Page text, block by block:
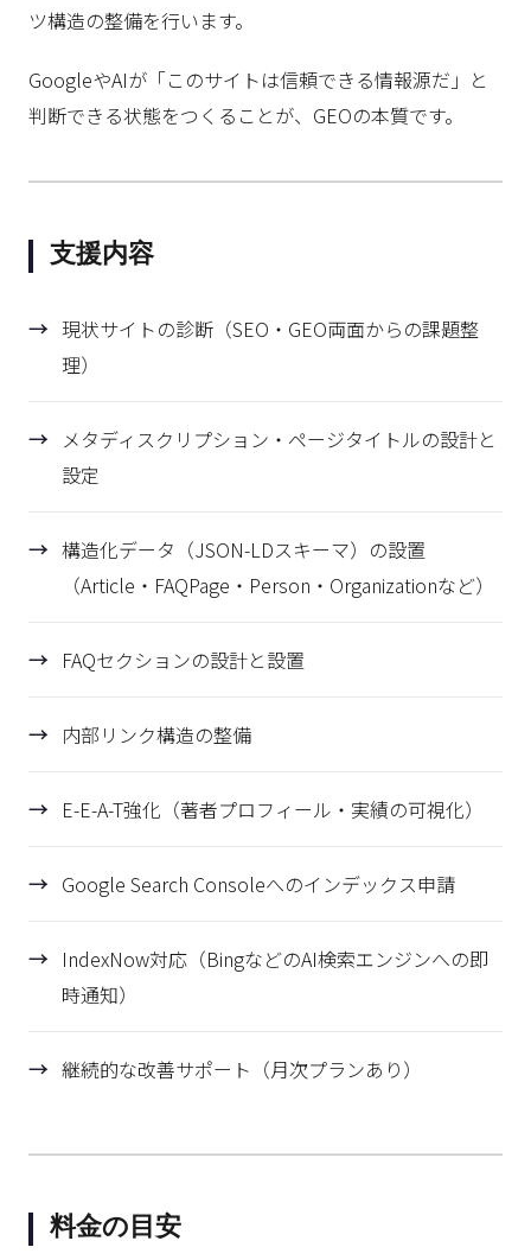
ツ構造の整備を行います。
GoogleやAIが「このサイトは信頼できる情報源だ」と
判断できる状態をつくることが、GEOの本質です。
支援内容
現状サイトの診断（SEO・GEO両面からの課題整
理）
メタディスクリプション・ページタイトルの設計と
設定
構造化データ（JSON-LDスキーマ）の設置
（Article・FAQPage・Person・Organizationなど）
FAQセクションの設計と設置
内部リンク構造の整備
E-E-A-T強化（著者プロフィール・実績の可視化）
Google Search Consoleへのインデックス申請
IndexNow対応（BingなどのAI検索エンジンへの即
時通知）
継続的な改善サポート（月次プランあり）
料金の目安